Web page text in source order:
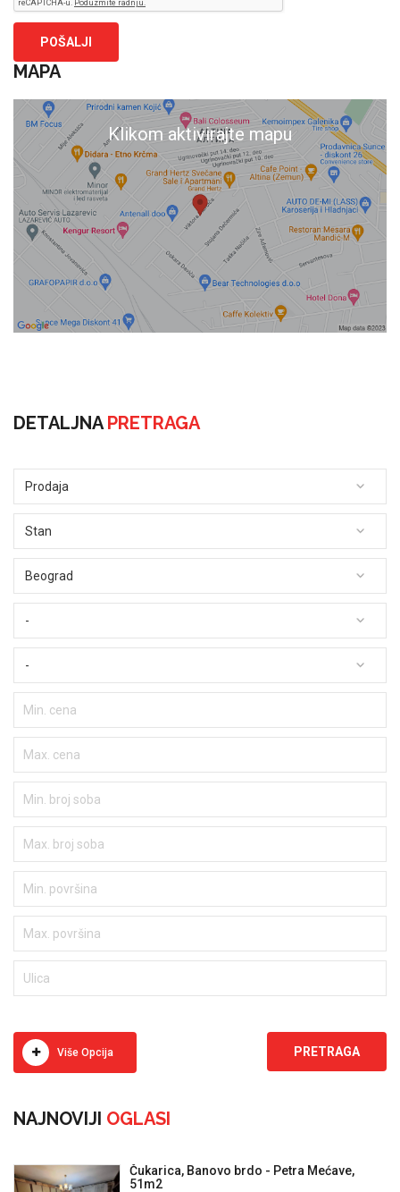
MAPA
Klikom aktivirajte mapu
DETALJNAPRETRAGA
Prodaja
Stan
Beograd
-
-
Više Opcija
NAJNOVIJI OGLASI
Čukarica, Banovo brdo - Petra Mećave,
51m2